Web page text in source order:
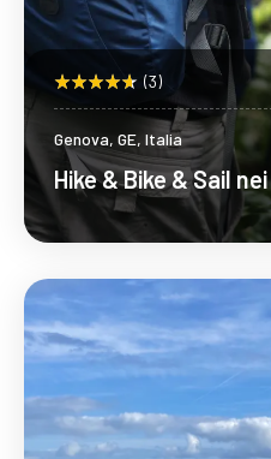
(3)
Genova, GE, Italia
Hike & Bike & Sail